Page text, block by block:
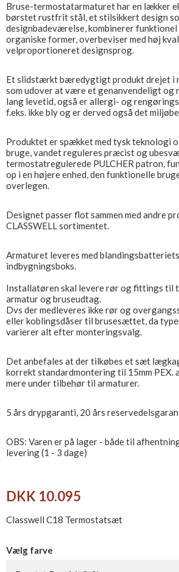
Bruse-termostatarmaturet har en lækker
børstet rustfrit stål, et stilsikkert design
designbadeværelse, kombinerer funktionel
organiske former, overbeviser med høj
velproportioneret designsprog.
Et slidstærkt bæredygtigt produkt drejet i
som udover at være et genanvendeligt og
lang levetid, også er allergi- og
f.eks. ikke bly og er derved også det
Produktet er spækket med tysk teknologi
bruge, vandet reguleres præcist og
termostatregulerede PULCHER patron,
op i en højere enhed, den funktionelle
overlegen.
Designet passer flot sammen med andre
CLASSWELL sortimentet.
Armaturet leveres med
indbygningsboks.
Installatøren skal levere rør og fittings til
armatur og bruseudtag.
Dvs der medleveres ikke rør og
eller koblingsdåser til brusesættet, da
varierer alt efter monteringsvalg.
Det anbefales at der tilkøbes et sæt
korrekt standardmontering til 15mm PEX.
mere under tilbehør til armaturer.
5 års drypgaranti, 20 års
OBS: Varen er på lager - både til
levering (1 - 3 dage)
DKK 10.095
Classwell C18 Termostatsæt
Vælg farve